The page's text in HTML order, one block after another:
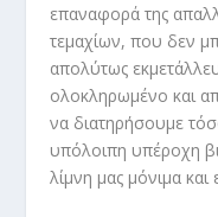
επαναφορά της
τεμαχίων, που δεν
απολύτως
ολοκληρωμένο και
να διατηρήσουμε
υπόλοιπη υπέροχη
λίμνη μας μόνιμα και